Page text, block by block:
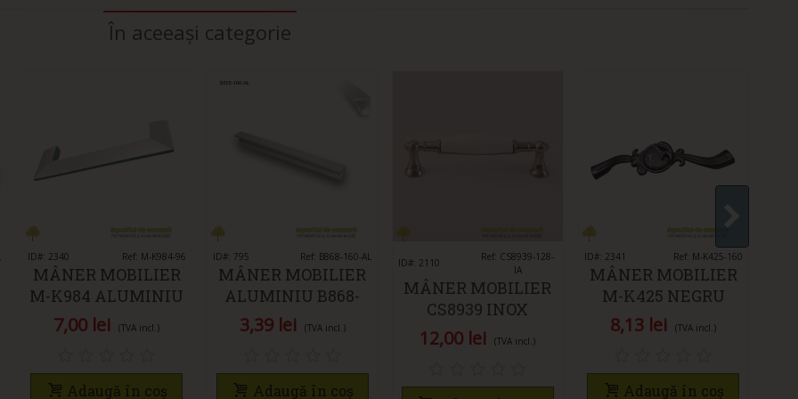
În aceeași categorie
Îmi place
ID#: 2340 Ref: M-K984-96
MÂNER MOBILIER
M-K984 ALUMINIU
96MM
7,00 lei (TVA incl.)
Adaugă în coș
Îmi place
ID#: 795 Ref: B868-160-AL
MÂNER MOBILIER
ALUMINIU B868-
160-AL
3,39 lei (TVA incl.)
Adaugă în coș
Îmi place
ID#: 2110
Ref: CS8939-128-
IA
MÂNER MOBILIER
CS8939 INOX
CLASIC 128MM
12,00 lei (TVA incl.)
Îmi place
ID#: 2341 Ref: M-K425-160
MÂNER MOBILIER
M-K425 NEGRU
MODERN 160MM
8,13 lei (TVA incl.)
Adaugă în coș